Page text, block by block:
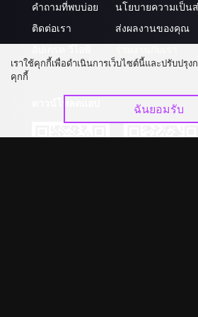
คำถามที่พบบ่อย
ติดต่อเรา
นโยบายความเป็น
ส่งผลงานของคุณ
เราใช้คุกกี้เพื่อดำเนินการเว็บไซต์นี้และปรับปรุง
คุกกี้
ฉันยอมรับ